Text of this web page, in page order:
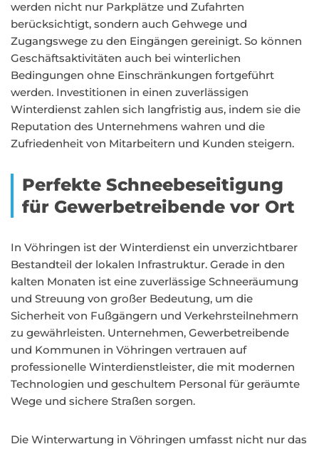
werden nicht nur Parkplätze und Zufahrten
berücksichtigt, sondern auch Gehwege und
Zugangswege zu den Eingängen gereinigt. So können
Geschäftsaktivitäten auch bei winterlichen
Bedingungen ohne Einschränkungen fortgeführt
werden. Investitionen in einen zuverlässigen
Winterdienst zahlen sich langfristig aus, indem sie die
Reputation des Unternehmens wahren und die
Zufriedenheit von Mitarbeitern und Kunden steigern.
Perfekte Schneebeseitigung
für Gewerbetreibende vor Ort
In Vöhringen ist der Winterdienst ein unverzichtbarer
Bestandteil der lokalen Infrastruktur. Gerade in den
kalten Monaten ist eine zuverlässige Schneeräumung
und Streuung von großer Bedeutung, um die
Sicherheit von Fußgängern und Verkehrsteilnehmern
zu gewährleisten. Unternehmen, Gewerbetreibende
und Kommunen in Vöhringen vertrauen auf
professionelle Winterdienstleister, die mit modernen
Technologien und geschultem Personal für geräumte
Wege und sichere Straßen sorgen.
Die Winterwartung in Vöhringen umfasst nicht nur das